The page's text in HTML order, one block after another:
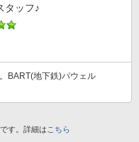
タッフ♪
BART(地下鉄)パウェル
す。詳細は こちら